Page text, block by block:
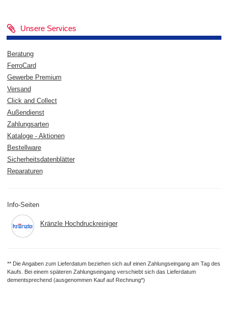
Unsere Services
Beratung
FerroCard
Gewerbe Premium
Versand
Click and Collect
Außendienst
Zahlungsarten
Kataloge - Aktionen
Bestellware
Sicherheitsdatenblätter
Reparaturen
Info-Seiten
Kränzle Hochdruckreiniger
** Die Angaben zum Lieferdatum beziehen sich auf einen Zahlungseingang am Tag des
Kaufs. Bei einem späteren Zahlungseingang verschiebt sich das Lieferdatum
dementsprechend (ausgenommen Kauf auf Rechnung*)